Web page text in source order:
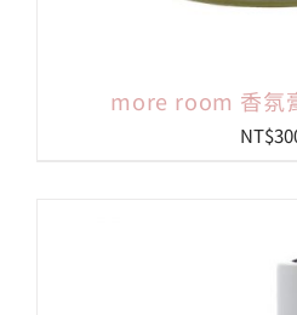
more room 香氛
NT$